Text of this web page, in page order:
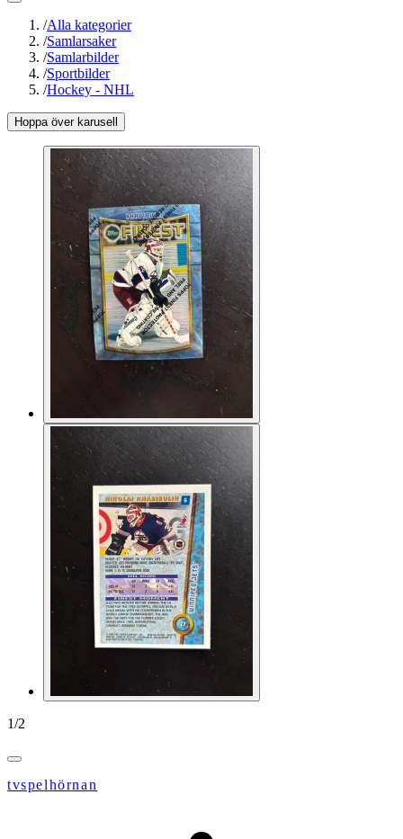
/Alla kategorier
/Samlarsaker
/Samlarbilder
/Sportbilder
/Hockey - NHL
Hoppa över karusell
1/2
tvspelhörnan